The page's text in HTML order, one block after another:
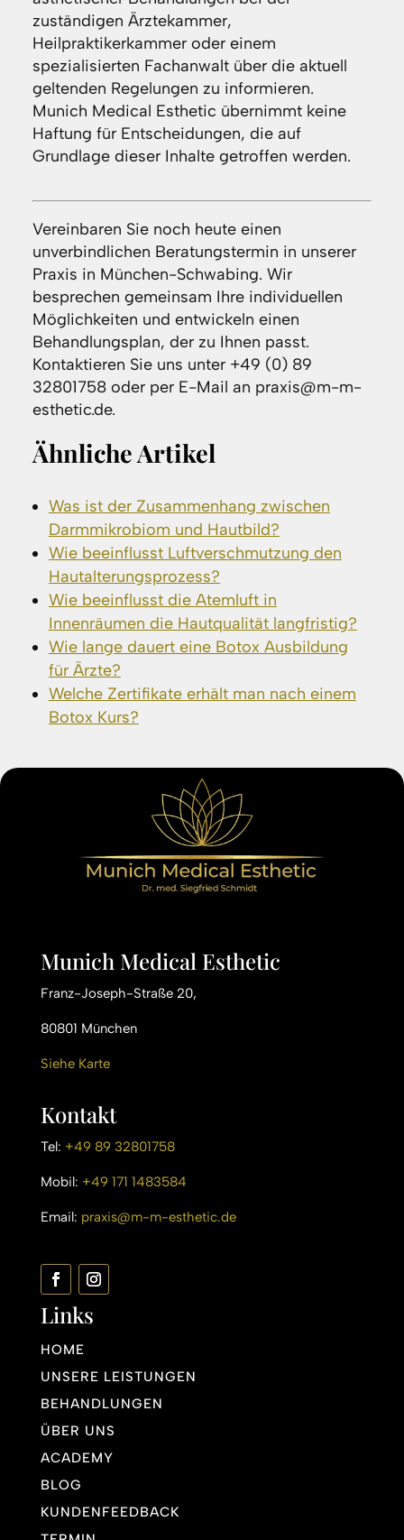
zuständigen Ärztekammer,
Heilpraktikerkammer oder einem
spezialisierten Fachanwalt über die aktuell
geltenden Regelungen zu informieren.
Munich Medical Esthetic übernimmt keine
Haftung für Entscheidungen, die auf
Grundlage dieser Inhalte getroffen werden.
Vereinbaren Sie noch heute einen
unverbindlichen Beratungstermin in unserer
Praxis in München-Schwabing. Wir
besprechen gemeinsam Ihre individuellen
Möglichkeiten und entwickeln einen
Behandlungsplan, der zu Ihnen passt.
Kontaktieren Sie uns unter +49 (0) 89
32801758 oder per E-Mail an praxis@m-m-
esthetic.de.
Ähnliche Artikel
Was ist der Zusammenhang zwischen
Darmmikrobiom und Hautbild?
Wie beeinflusst Luftverschmutzung den
Hautalterungsprozess?
Wie beeinflusst die Atemluft in
Innenräumen die Hautqualität langfristig?
Wie lange dauert eine Botox Ausbildung
für Ärzte?
Welche Zertifikate erhält man nach einem
Botox Kurs?
Munich Medical Esthetic
Franz-Joseph-Straße 20,
80801 München
Siehe Karte
Kontakt
Tel: +49 89 32801758
Mobil: +49 171 1483584
Email: praxis@m-m-esthetic.de
Links
HOME
UNSERE LEISTUNGEN
BEHANDLUNGEN
ÜBER UNS
ACADEMY
BLOG
KUNDENFEEDBACK